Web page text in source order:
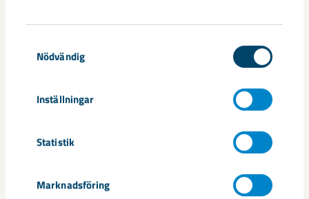
Nödvändig
Inställningar
Statistik
Marknadsföring
Handbollstalanger upptäckte en
annan sida av Kiruna